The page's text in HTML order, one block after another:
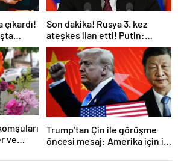
Son dakika! Rusya 3. kez
ateşkes ilan etti! Putin:
Erdoğan ile görüşme
gerçekleştireceğiz
ve
Trump’tan Çin ile görüşme
öncesi mesaj: Amerika için iyi